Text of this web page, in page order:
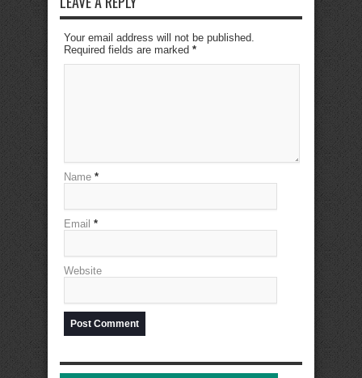
Your email address will not be published.
Required fields are marked *
Name *
Email *
Website